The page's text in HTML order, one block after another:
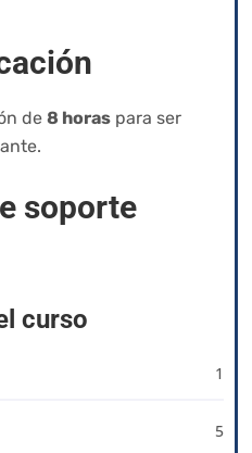
de 8 horas para ser
soporte
curso
1
5